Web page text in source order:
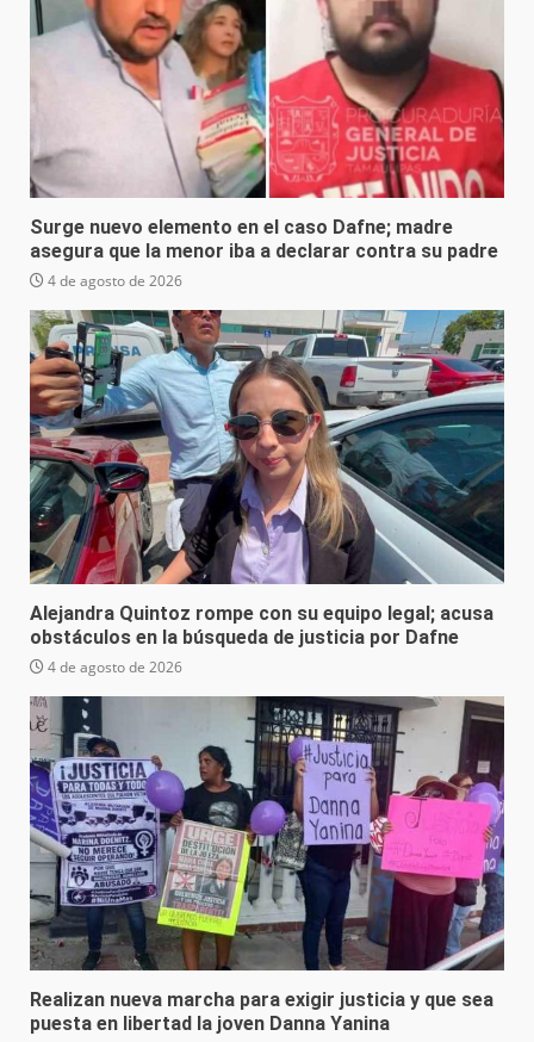
Surge nuevo elemento en el caso Dafne; madre
asegura que la menor iba a declarar contra su padre
4 de agosto de 2026
Alejandra Quintoz rompe con su equipo legal; acusa
obstáculos en la búsqueda de justicia por Dafne
4 de agosto de 2026
Realizan nueva marcha para exigir justicia y que sea
puesta en libertad la joven Danna Yanina